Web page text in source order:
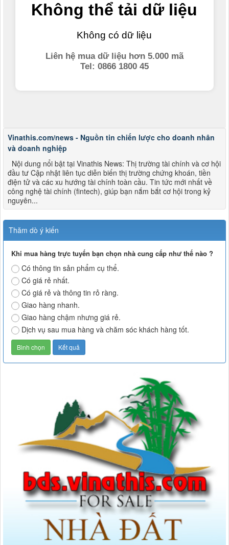
Vinathis.com/news - Nguồn tin chiến lược cho doanh nhân
và doanh nghiệp
Nội dung nổi bật tại Vinathis News: Thị trường tài chính và cơ hội
đầu tư Cập nhật liên tục diễn biến thị trường chứng khoán, tiền
điện tử và các xu hướng tài chính toàn cầu. Tin tức mới nhất về
công nghệ tài chính (fintech), giúp bạn nắm bắt cơ hội trong kỷ
nguyên...
Thăm dò ý kiến
Khi mua hàng trực tuyến bạn chọn nhà cung cấp như thế nào ?
Có thông tin sản phẩm cụ thể.
Có giá rẻ nhất.
Có giá rẻ và thông tin rỏ ràng.
Giao hàng nhanh.
Giao hàng chậm nhưng giá rẻ.
Dịch vụ sau mua hàng và chăm sóc khách hàng tốt.